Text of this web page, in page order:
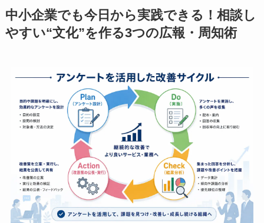
産業医を講師とした健康セミナーや研
修会を定期的に開催します。専門的な
知識に触れる機会であると同時に、産
職場巡視時のコミュニケーション
産業医が職場を巡視する際に、積極的
に従業員とコミュニケーションを取る
機会を設けます。簡単な挨拶や声かけ
だけでも、心理的な距離を縮める効果
が期待できると考えられています。